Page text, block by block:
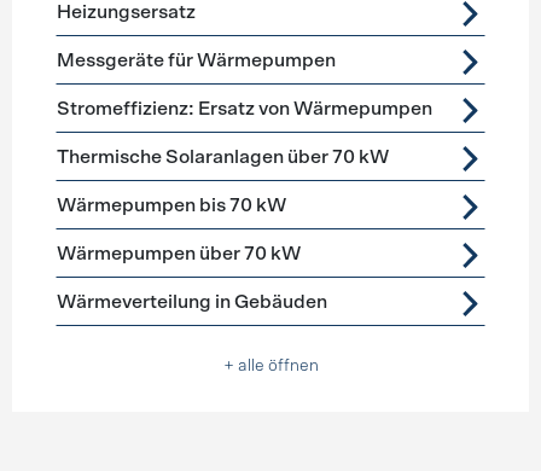
Heizungsersatz
Messgeräte für Wärmepumpen
Stromeffizienz: Ersatz von Wärmepumpen
Thermische Solaranlagen über 70 kW
Wärmepumpen bis 70 kW
Wärmepumpen über 70 kW
Wärmeverteilung in Gebäuden
+ alle öffnen